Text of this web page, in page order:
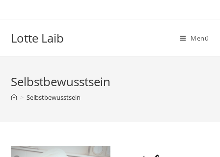
Lotte Laib Menü
Selbstbewusstsein
> Selbstbewusstsein